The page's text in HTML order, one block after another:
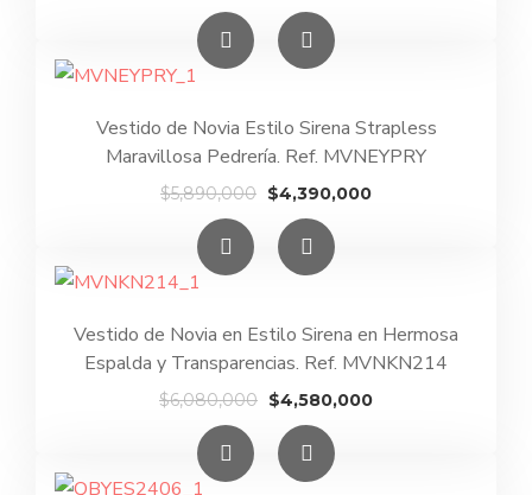
precio
original
era:
Vestido de Novia Estilo Sirena Strapless
Maravillosa Pedrería. Ref. MVNEYPRY
$5,890,000 El
precio
original
era:
$4,390,000El
Vestido de Novia en Estilo Sirena en Hermosa
Espalda y Transparencias. Ref. MVNKN214
$6,080,000 El
precio
original
era:
$4,580,000El